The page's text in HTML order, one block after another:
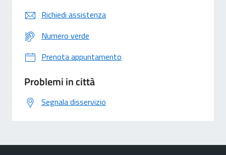
Richiedi assistenza
Numero verde
Prenota appuntamento
Problemi in città
Segnala disservizio